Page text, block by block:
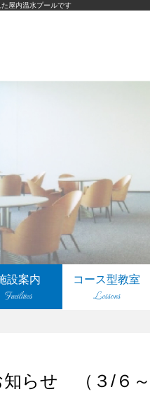
屋内温水プールです
設案内
Facilities
コース型教室
Lessons
らせ （３/６～